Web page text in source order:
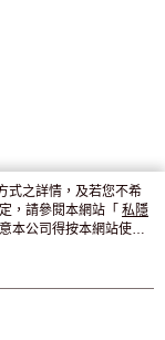
7天內取。逾期後
式之詳情，及若您不希
，請參閱本網站「 私隱
本公司得按本網站使用